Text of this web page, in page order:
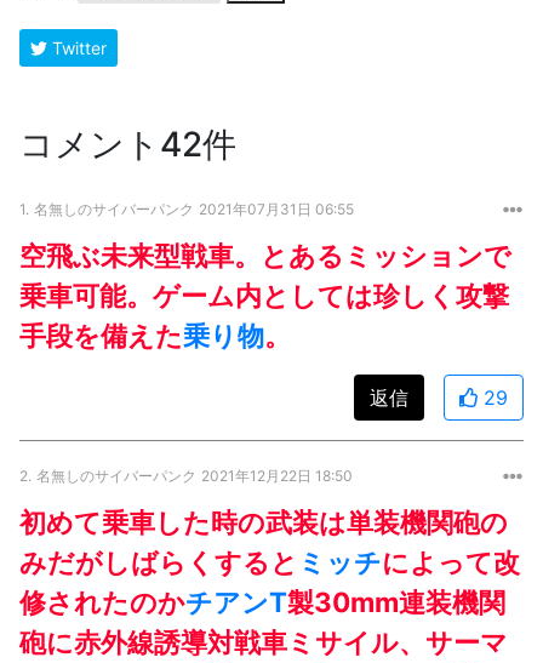
Twitter
コメント42件
1. 名無しのサイバーパンク 2021年07月31日 06:55
空飛ぶ未来型戦車。とあるミッションで
乗車可能。ゲーム内としては珍しく攻撃
手段を備えた乗り物。
返信 29
2. 名無しのサイバーパンク 2021年12月22日 18:50
初めて乗車した時の武装は単装機関砲の
みだがしばらくすると ミッチによって改
修されたのかチアンT製30mm連装機関
砲に赤外線誘導対戦車ミサイル、サーマ